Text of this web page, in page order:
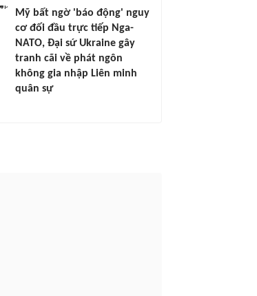
Mỹ bất ngờ 'báo động' nguy
cơ đối đầu trực tiếp Nga-
NATO, Đại sứ Ukraine gây
tranh cãi về phát ngôn
không gia nhập Liên minh
quân sự